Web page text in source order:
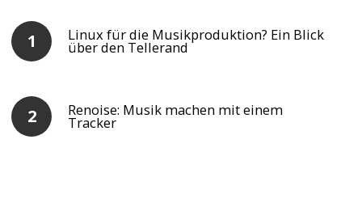
Linux für die Musikproduktion? Ein Blick
über den Tellerand
Renoise: Musik machen mit einem
Tracker